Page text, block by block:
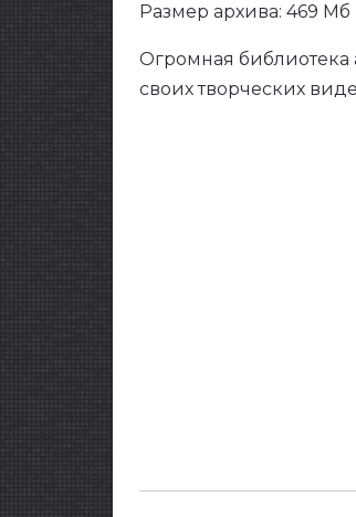
Размер архива: 469 Мб
Огромная библиотека
своих творческих